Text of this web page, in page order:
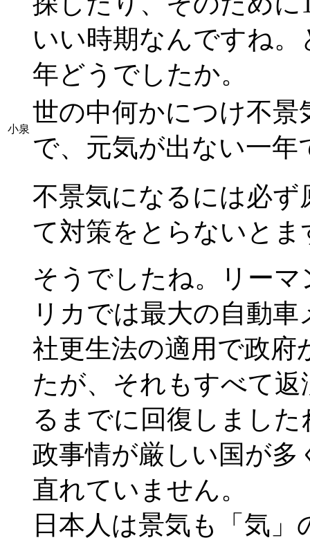
いい時期なんですね
年どうでしたか。
小泉
世の中何かにつけ不
で、元気が出ない一年
不景気になるには必
て対策をとらないと
そうでしたね。リー
リカでは最大の自動
社更生法の適用で政府
たが、それもすべて
るまでに回復しまし
政事情が厳しい国が
直れていません。
日本人は景気も「気